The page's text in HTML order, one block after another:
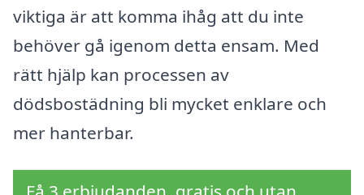
viktiga är att komma ihåg att du inte
behöver gå igenom detta ensam. Med
rätt hjälp kan processen av
dödsbostädning bli mycket enklare och
mer hanterbar.